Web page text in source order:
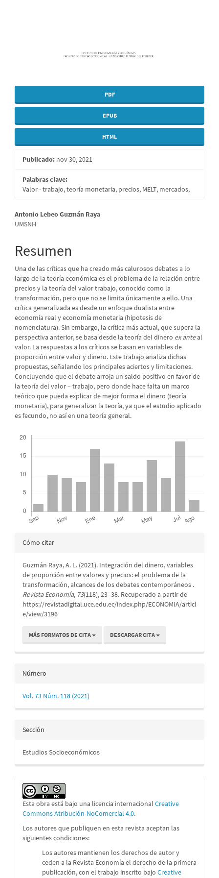
PDF
EPUB
HTML
Publicado: nov 30, 2021
Palabras clave:
Valor - trabajo, teoría monetaria, precios, MELT, mercados,
Contenido
del
artículo
Antonio Lebeo Guzmán Raya
UMSNH
Resumen
Una de las críticas que ha creado más calurosos debates a lo
largo de la teoría económica es el problema de la relación entre
precios y la teoría del valor trabajo, conocido como la
transformación, pero que no se limita únicamente a ello. Una
crítica generalizada es desde un enfoque dualista entre
economía real y economía monetaria (hipotesis de
nomenclatura). Sin embargo, la crítica más actual, que supera la
perspectiva anterior, se basa desde la teoría del dinero ex anteal
valor. La respuestas a los críticos se basan en variables de
proporción entre valor y dinero. Este trabajo analiza dichas
propuestas, señalando los principales aciertos y limitaciones.
Concluyendo que el debate arroja un saldo positivo en favor de
la teoría del valor – trabajo, pero donde hace falta un marco
teórico que pueda explicar de mejor forma el dinero (teoría
monetaria), para generalizar la teoría, ya que el estudio aplicado
es fecundo, no así en una teoría general.
Detalles
artículo
Cómo citar
Guzmán Raya, A. L. (2021). Integración del dinero, variables
de proporción entre valores y precios: el problema de la
transformación, alcances de los debates contemporáneos .
Revista Economía, 73(118), 23–38. Recuperado a partir de
https://revistadigital.uce.edu.ec/index.php/ECONOMIA/articl
e/view/3196
MÁS FORMATOS DE CITA DESCARGAR CITA
Número
Vol. 73 Núm. 118 (2021)
Sección
Estudios Socioeconómicos
Esta obra está bajo una licencia internacional Creative
Commons Atribución-NoComercial 4.0.
Los autores que publiquen en esta revista aceptan las
siguientes condiciones:
Los autores mantienen los derechos de autor y
ceden a la Revista Economía el derecho de la primera
publicación, con el trabajo inscrito bajo Creative